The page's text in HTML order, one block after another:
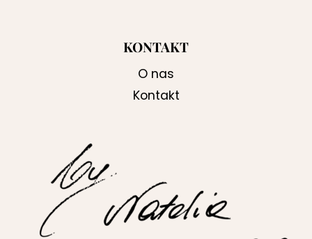
KONTAKT
O nas
Kontakt